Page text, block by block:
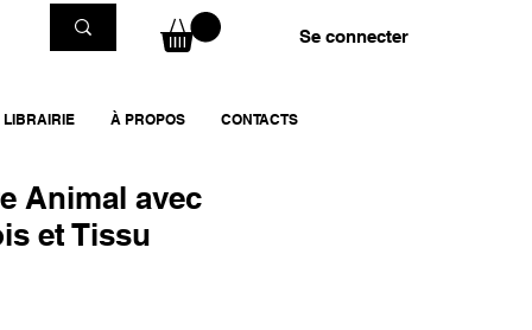
LIBRAIRIE À PROPOS CONTACTS
Se connecter
Animal avec
et Tissu